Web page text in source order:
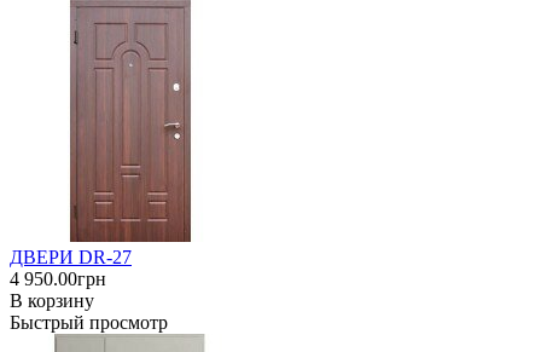
ДВЕРИ DR-27
4 950.00грн
В корзину
Быстрый просмотр